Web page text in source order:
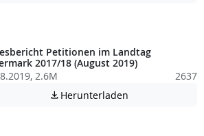
Petitionen im Landtag
2017/18 (August 2019)
2.6M
2637
 Herunterladen